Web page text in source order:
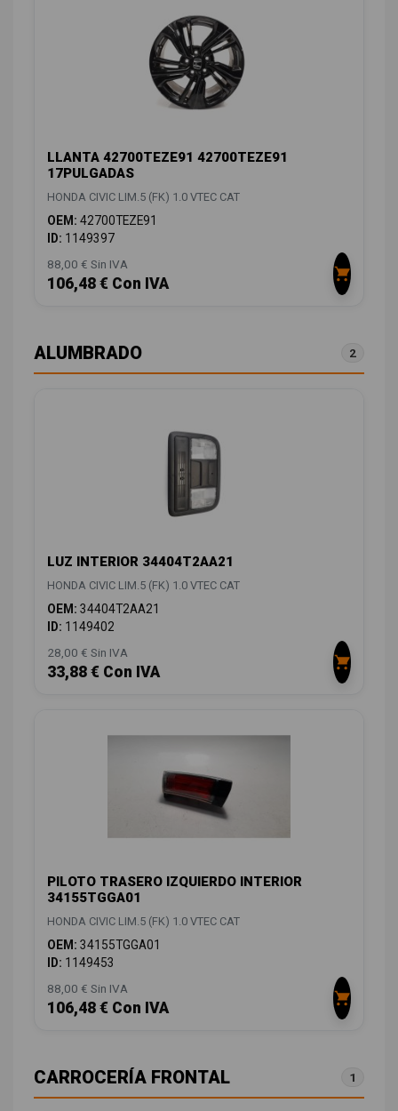
LLANTA 42700TEZE91 42700TEZE91
17PULGADAS
HONDA CIVIC LIM.5 (FK) 1.0 VTEC CAT
OEM: 42700TEZE91
ID: 1149397
88,00 € Sin IVA
106,48 € Con IVA
ALUMBRADO 2
LUZ INTERIOR 34404T2AA21
HONDA CIVIC LIM.5 (FK) 1.0 VTEC CAT
OEM: 34404T2AA21
ID: 1149402
28,00 € Sin IVA
33,88 € Con IVA
PILOTO TRASERO IZQUIERDO INTERIOR
34155TGGA01
HONDA CIVIC LIM.5 (FK) 1.0 VTEC CAT
OEM: 34155TGGA01
ID: 1149453
88,00 € Sin IVA
106,48 € Con IVA
CARROCERÍA FRONTAL 1